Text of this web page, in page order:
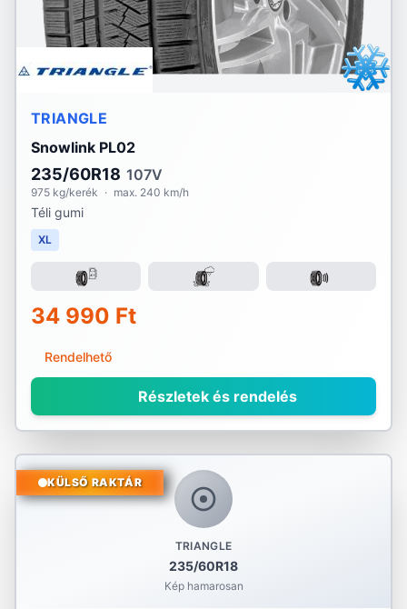
TRIANGLE
Snowlink PL02
235/60R18 107V
975 kg/kerék · max. 240 km/h
Téli gumi
XL
34 990 Ft
Rendelhető
Részletek és rendelés
TRIANGLE
235/60R18
Kép hamarosan
KÜLSŐ RAKTÁR